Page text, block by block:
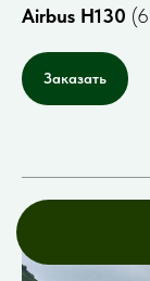
Airbus H130
Заказать